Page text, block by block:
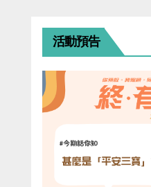
活動預告